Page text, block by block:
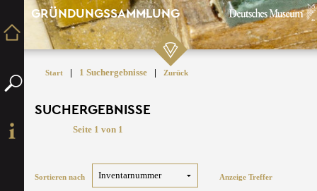
GRÜNDUNGSSAMMLUNG
Start | 1 Suchergebnisse | Zurück
SUCHERGEBNISSE
Seite 1 von 1
Sortieren nach Anzeige Treffer